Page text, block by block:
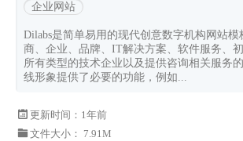
企业网站
Dilabs是简单易用的现代创意数字机构网站模
商、企业、品牌、IT解决方案、软件服务、
所有类型的技术企业以及提供咨询相关服务
线形象提供了必要的功能，例如...
更新时间： 1年前
文件大小： 7.91M